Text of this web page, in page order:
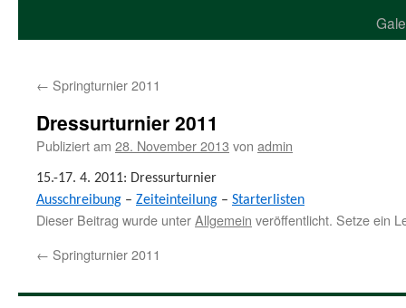
← Springturnier 2011
Dressurturnier 2011
Publiziert am 28. November 2013 von admin
15.-17. 4. 2011: Dressurturnier
Ausschreibung – Zeiteinteilung – Starterlisten
Dieser Beitrag wurde unterAllgemein veröffentlicht. Setze ein
← Springturnier 2011